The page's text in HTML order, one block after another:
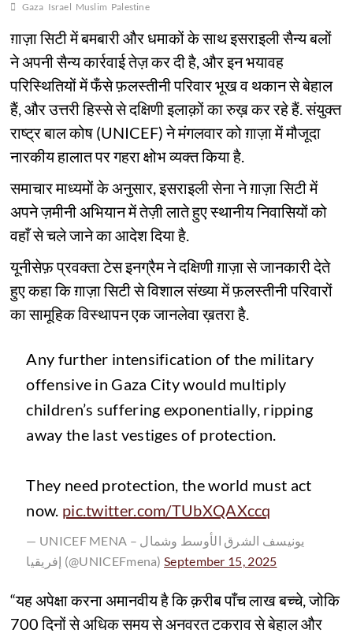
Gaza Israel Muslim Palestine
ग़ाज़ा सिटी में बमबारी और धमाकों के साथ इसराइली सैन्य बलों
ने अपनी सैन्य कार्रवाई तेज़ कर दी है, और इन भयावह
परिस्थितियों में फँसे फ़लस्तीनी परिवार भूख व थकान से बेहाल
हैं, और उत्तरी हिस्से से दक्षिणी इलाक़ों का रुख़ कर रहे हैं. संयुक्त
राष्ट्र बाल कोष (UNICEF) ने मंगलवार को ग़ाज़ा में मौजूदा
नारकीय हालात पर गहरा क्षोभ व्यक्त किया है.
समाचार माध्यमों के अनुसार, इसराइली सेना ने ग़ाज़ा सिटी में
अपने ज़मीनी अभियान में तेज़ी लाते हुए स्थानीय निवासियों को
वहाँ से चले जाने का आदेश दिया है.
यूनीसेफ़ प्रवक्ता टेस इनग्रैम ने दक्षिणी ग़ाज़ा से जानकारी देते
हुए कहा कि ग़ाज़ा सिटी से विशाल संख्या में फ़लस्तीनी परिवारों
का सामूहिक विस्थापन एक जानलेवा ख़तरा है.
Any further intensification of the military
offensive in Gaza City would multiply
children’s suffering exponentially, ripping
away the last vestiges of protection.
They need protection, the world must act
now. pic.twitter.com/TUbXQAXccq
— UNICEF MENA – يونيسف الشرق الأوسط وشمال
إفريقيا (@UNICEFmena)September 15, 2025
“यह अपेक्षा करना अमानवीय है कि क़रीब पाँच लाख बच्चे, जोकि
700 दिनों से अधिक समय से अनवरत टकराव से बेहाल और